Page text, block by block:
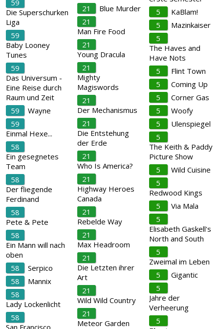
59
Die Superschurken
Liga
59
Baby Looney
Tunes
59
Das Universum -
Eine Reise durch
Raum und Zeit
59
Wayne
59
Einmal Hexe...
58
Ein gesegnetes
Team
58
Der fliegende
Ferdinand
58
Pete & Pete
58
Ein Mann will nach
oben
58
Serpico
58
Mannix
58
Lady Lockenlicht
58
San Francisco
21
Blue Murder
21
Man Fire Food
21
Young Dracula
21
Mighty
Magiswords
21
Der Mechanismus
21
Die Entstehung
der Erde
21
Who Is America?
21
Highway Heroes
Canada
21
Rebelde Way
21
Max Headroom
21
Die Letzten ihrer
Art
21
Wild Wild Country
21
Meteor Garden
5
KaBlam!
5
Mazinkaiser
5
The Haves and
Have Nots
5
Flint Town
5
Coming Up
5
Corner Gas
5
Woofy
5
Ulenspiegel
5
The Keith & Paddy
Picture Show
5
Wild Cuisine
5
Redwood Kings
5
Via Mala
5
Elisabeth Gaskell's
North and South
5
Zweimal im Leben
5
Gigantic
5
Jahre der
Verheerung
5